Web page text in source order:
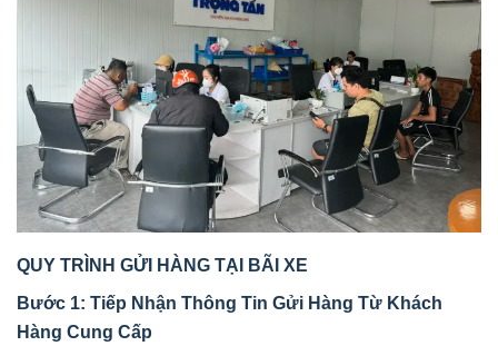
QUY TRÌNH GỬI HÀNG TẠI BÃI XE
Bước 1: Tiếp Nhận Thông Tin Gửi Hàng Từ Khách
Hàng Cung Cấp